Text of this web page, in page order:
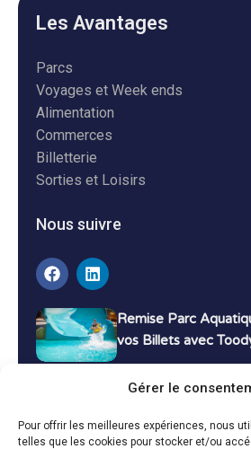
Gérer le
Pour offrir les meilleures expériences, nous
telles que les cookies pour stocker et/ou
Les Avantages
Parcs
Voyages et Week ends
Alimentation
Commerces
Billetterie
Sorties et Loisirs
Nous suivre
Remise Parc
vos Billets avec
Bons Plans Voyage :
Vacances avec Toody